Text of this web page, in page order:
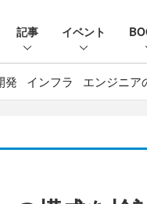
記事 イベント
発 インフラ エンジニア